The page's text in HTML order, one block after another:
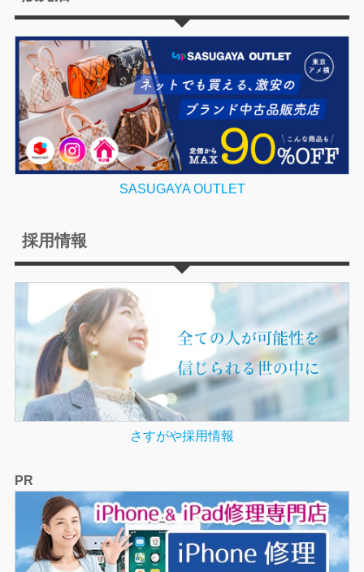
SASUGAYA OUTLET
採用情報
さすがや採用情報
PR